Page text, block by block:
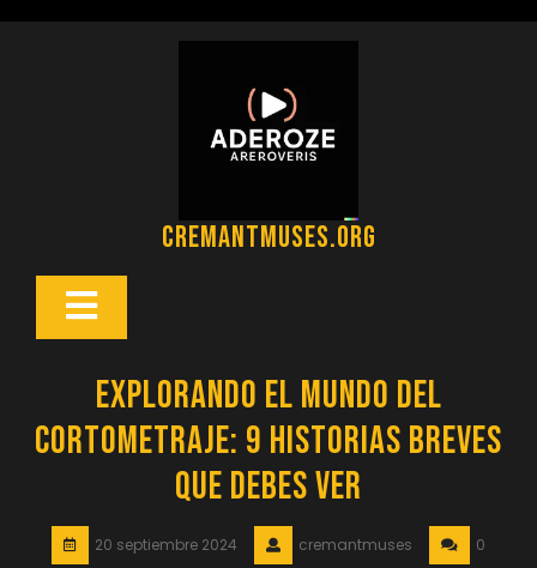
cremantmuses.org
Botón
Explorando el Mundo del
Cortometraje: 9 Historias Breves
que Debes Ver
20 septiembre 2024 cremantmuses
0